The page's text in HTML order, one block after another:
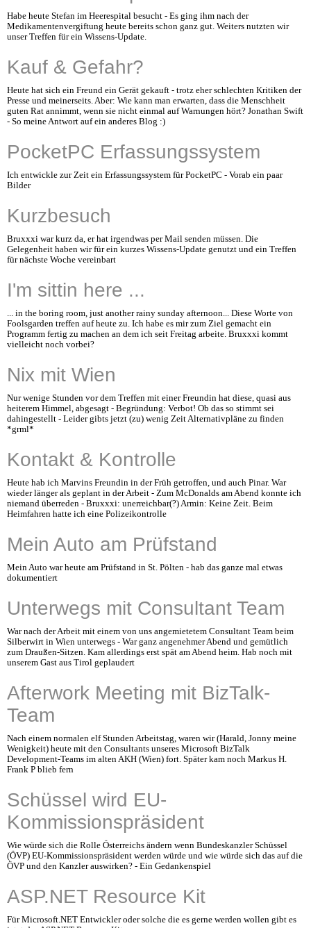
Habe heute Stefan im Heerespital besucht - Es ging ihm nach der
Medikamentenvergiftung heute bereits schon ganz gut. Weiters nutzten wir
unser Treffen für ein Wissens-Update.
Kauf & Gefahr?
Heute hat sich ein Freund ein Gerät gekauft - trotz eher schlechten Kritiken der
Presse und meinerseits. Aber: Wie kann man erwarten, dass die Menschheit
guten Rat annimmt, wenn sie nicht einmal auf Warnungen hört? Jonathan Swift
- So meine Antwort auf ein anderes Blog :)
PocketPC Erfassungssystem
Ich entwickle zur Zeit ein Erfassungssystem für PocketPC - Vorab ein paar
Bilder
Kurzbesuch
Bruxxxi war kurz da, er hat irgendwas per Mail senden müssen. Die
Gelegenheit haben wir für ein kurzes Wissens-Update genutzt und ein Treffen
für nächste Woche vereinbart
I'm sittin here ...
... in the boring room, just another rainy sunday afternoon... Diese Worte von
Foolsgarden treffen auf heute zu. Ich habe es mir zum Ziel gemacht ein
Programm fertig zu machen an dem ich seit Freitag arbeite. Bruxxxi kommt
vielleicht noch vorbei?
Nix mit Wien
Nur wenige Stunden vor dem Treffen mit einer Freundin hat diese, quasi aus
heiterem Himmel, abgesagt - Begründung: Verbot! Ob das so stimmt sei
dahingestellt - Leider gibts jetzt (zu) wenig Zeit Alternativpläne zu finden
*grml*
Kontakt & Kontrolle
Heute hab ich Marvins Freundin in der Früh getroffen, und auch Pinar. War
wieder länger als geplant in der Arbeit - Zum McDonalds am Abend konnte ich
niemand überreden - Bruxxxi: unerreichbar(?) Armin: Keine Zeit. Beim
Heimfahren hatte ich eine Polizeikontrolle
Mein Auto am Prüfstand
Mein Auto war heute am Prüfstand in St. Pölten - hab das ganze mal etwas
dokumentiert
Unterwegs mit Consultant Team
War nach der Arbeit mit einem von uns angemietetem Consultant Team beim
Silberwirt in Wien unterwegs - War ganz angenehmer Abend und gemütlich
zum Draußen-Sitzen. Kam allerdings erst spät am Abend heim. Hab noch mit
unserem Gast aus Tirol geplaudert
Afterwork Meeting mit BizTalk-
Team
Nach einem normalen elf Stunden Arbeitstag, waren wir (Harald, Jonny meine
Wenigkeit) heute mit den Consultants unseres Microsoft BizTalk
Development-Teams im alten AKH (Wien) fort. Später kam noch Markus H.
Frank P blieb fern
Schüssel wird EU-
Kommissionspräsident
Wie würde sich die Rolle Österreichs ändern wenn Bundeskanzler Schüssel
(ÖVP) EU-Kommissionspräsident werden würde und wie würde sich das auf die
ÖVP und den Kanzler auswirken? - Ein Gedankenspiel
ASP.NET Resource Kit
Für Microsoft.NET Entwickler oder solche die es gerne werden wollen gibt es